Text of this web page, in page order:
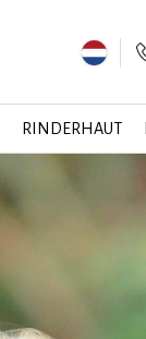
RINDERHAUT